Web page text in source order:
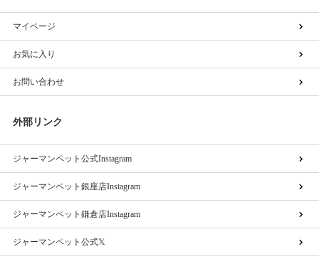
マイページ
お気に入り
お問い合わせ
外部リンク
ジャーマンペット公式Instagram
ジャーマンペット銀座店Instagram
ジャーマンペット鎌倉店Instagram
ジャーマンペット公式𝕏